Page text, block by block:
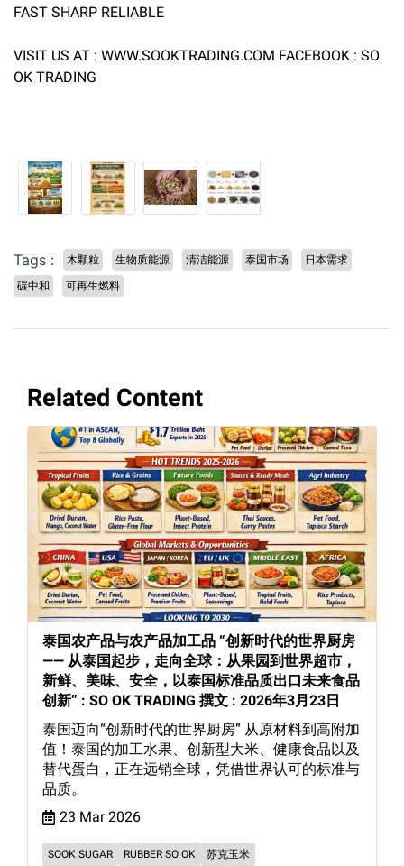
FAST SHARP RELIABLE
VISIT US AT : WWW.SOOKTRADING.COM FACEBOOK : SO
OK TRADING
Tags : 木颗粒 生物质能源 清洁能源 泰国市场 日本需求
碳中和 可再生燃料
Related Content
泰国农产品与农产品加工品 “创新时代的世界厨房
—— 从泰国起步，走向全球：从果园到世界超市，
新鲜、美味、安全，以泰国标准品质出口未来食品
创新” : SO OK TRADING 撰文 : 2026年3月23日
泰国迈向“创新时代的世界厨房” 从原材料到高附加
值！泰国的加工水果、创新型大米、健康食品以及
替代蛋白，正在远销全球，凭借世界认可的标准与
品质。
23 Mar 2026
SOOK SUGAR RUBBER SO OK 苏克玉米